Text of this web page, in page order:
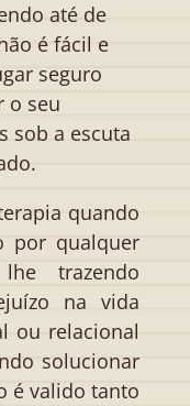
até de
é fácil e
seguro
o seu
sob a escuta
quando
por qualquer
trazendo
na vida
ou relacional
solucionar
é valido tanto